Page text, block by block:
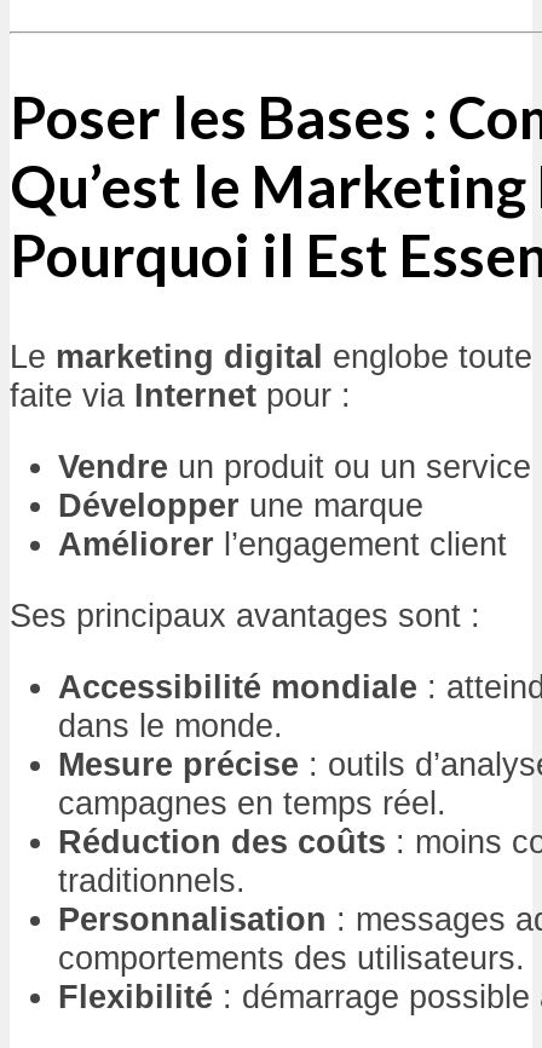
Poser les Bases :
Qu’est le
Pourquoi il Est
Le marketing digital englobe
faite via Internet pour :
Vendre un produit ou un service
Développer une marque
Améliorer l’engagement client
Ses principaux avantages sont :
Accessibilité mondiale :
dans le monde.
Mesure précise : outils
campagnes en temps réel.
Réduction des coûts : moins
traditionnels.
Personnalisation : messages
comportements des utilisateurs.
Flexibilité : démarrage